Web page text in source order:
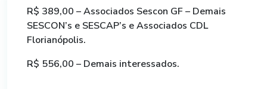
Fundador da Insight, mais de 20 anos de
experiência em vendas, treinador, mentor,
Master practitioner em PNL, foi diretor do IEV
anos vem desenvolvendo vendedores em todo o
R$ 389,00 – Associados Sescon GF – Demais
SESCON’s e SESCAP’s e Associados CDL
Florianópolis.
R$ 556,00 – Demais interessados.